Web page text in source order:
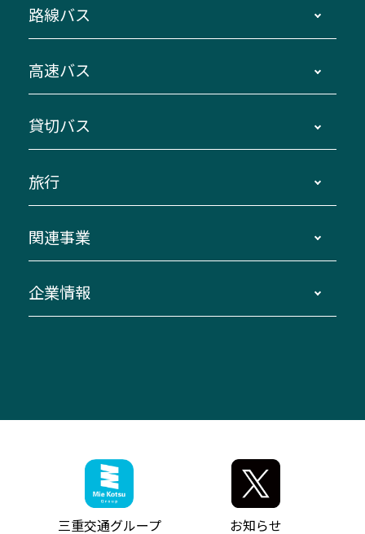
路線バス
主要停留所案内図・時刻表
路線バスのご利用方法
三重交通接近情報バスロケーションシステム
ダイヤ改正情報
迂回・休止について
臨時バスについて
伊勢二見鳥羽周遊バスCANばす
「みえブルーライン」（三重大学病院直通バ
神都ライナー
ミジュマルのラッピングバス（鈴鹿管内）
参宮バス
神都バス
高速バス
南紀・VISON～横浜・東京・埼玉
伊賀～名古屋
南紀～VISON～名古屋
湯の山温泉～名古屋
桑名・長島温泉・金城ふ頭駅～中部国際空港
（休止中）
お客様駐車場のご案内
アイコンの説明
インターネット予約
よくあるご質問
貸切バス
貸切バスのご利用について
お問い合わせ
旅行
貸切バス団体旅行
美し国周遊ばす
関連事業
自家用自動車車両運行管理
ザ・バスコレクション三重交通バスセット
三重交通公式グッズ
企業情報
ファンコーナー
お問い合わせ
お知らせ・最新情報一覧
三重交通グループ お知らせ